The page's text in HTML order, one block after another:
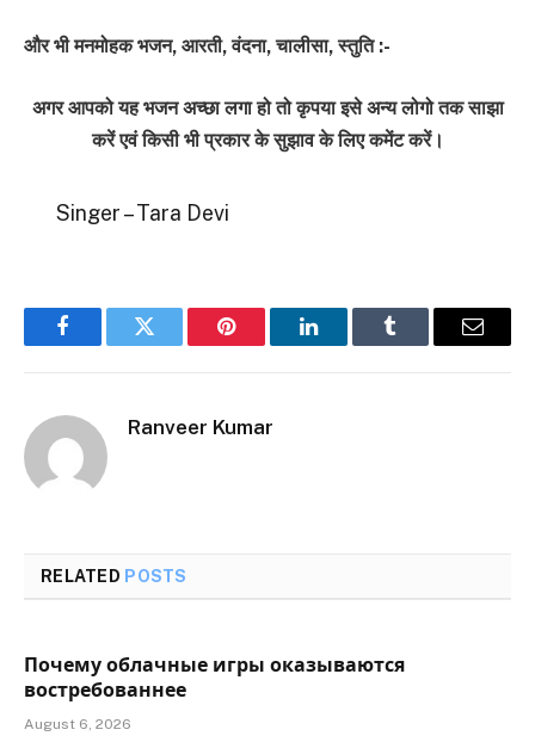
और भी मनमोहक भजन, आरती, वंदना, चालीसा, स्तुति :-
अगर आपको यह भजन अच्छा लगा हो तो कृपया इसे अन्य लोगो तक साझा
करें एवं किसी भी प्रकार के सुझाव के लिए कमेंट करें।
Singer – Tara Devi
FacebookTwitter Pinterest LinkedInTumblr Email
Ranveer Kumar
RELATED POSTS
Почему облачные игры оказываются
востребованнее
August 6, 2026